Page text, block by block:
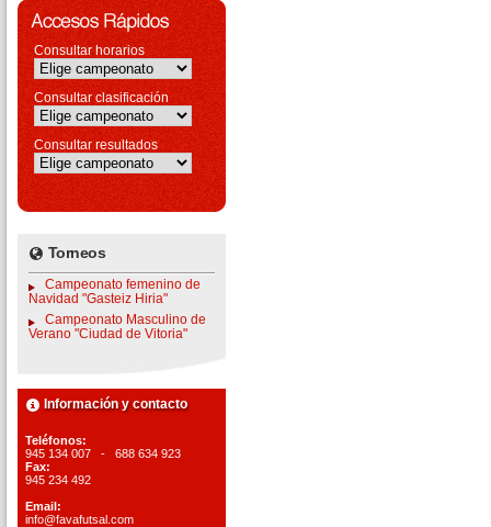
Consultar horarios
Consultar clasificación
Consultar resultados
Torneos
Campeonato femenino de
Navidad "Gasteiz Hiria"
Campeonato Masculino de
Verano "Ciudad de Vitoria"
Información y contacto
Teléfonos:
945 134 007 - 688 634 923
Fax:
945 234 492
Email:
info@favafutsal.com